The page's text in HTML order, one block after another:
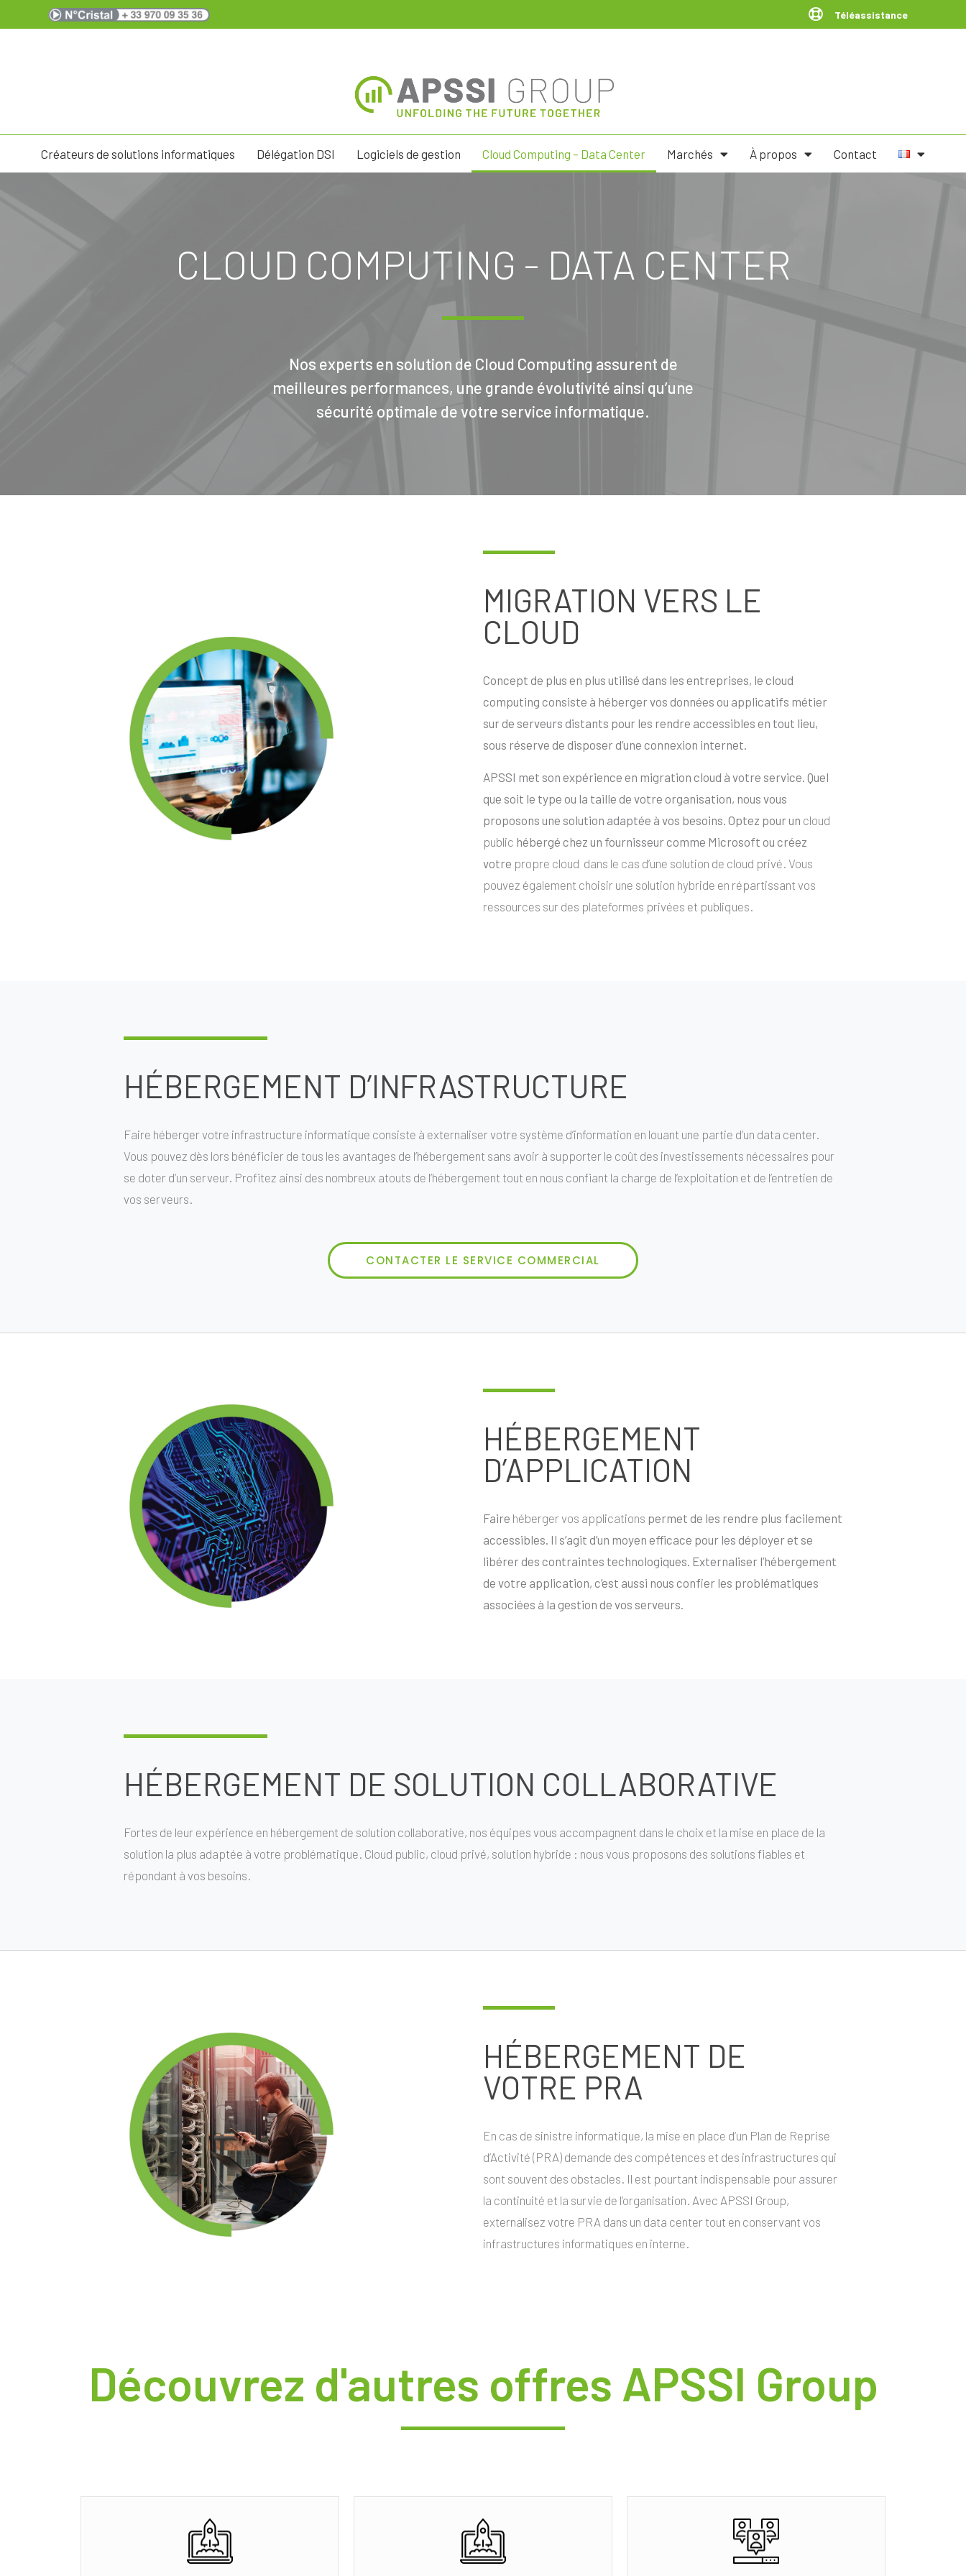
Téléassistance
Créateurs de solutions informatiques Délégation DSI Logiciels de gestion Cloud Computing – Data Center Marchés À propos Contact
CLOUD COMPUTING - DATA CENTER
Nos experts en solution de Cloud Computing assurent de
meilleures performances, une grande évolutivité ainsi qu’une
sécurité optimale de votre service informatique.
MIGRATION VERS LE
CLOUD
Concept de plus en plus utilisé dans les entreprises, le cloud
computing consiste à héberger vos données ou applicatifs métier
sur de serveurs distants pour les rendre accessibles en tout lieu,
sous réserve de disposer d’une connexion internet.
APSSI met son expérience en migration cloud à votre service. Quel
que soit le type ou la taille de votre organisation, nous vous
proposons une solution adaptée à vos besoins. Optez pour un cloud
public hébergé chez un fournisseur comme Microsoft ou créez
votre propre cloud dans le cas d’une solution de cloud privé. Vous
pouvez également choisir une solution hybride en répartissant vos
ressources sur des plateformes privées et publiques.
HÉBERGEMENT D’INFRASTRUCTURE
Faire héberger votre infrastructure informatique consiste à externaliser votre système d’information en louant une partie d’un data center.
Vous pouvez dès lors bénéficier de tous les avantages de l’hébergement sans avoir à supporter le coût des investissements nécessaires pour
se doter d’un serveur. Profitez ainsi des nombreux atouts de l’hébergement tout en nous confiant la charge de l’exploitation et de l’entretien de
vos serveurs.
CONTACTER LE SERVICE COMMERCIAL
HÉBERGEMENT
D’APPLICATION
Faire héberger vos applications permet de les rendre plus facilement
accessibles. Il s’agit d’un moyen efficace pour les déployer et se
libérer des contraintes technologiques. Externaliser l’hébergement
de votre application, c’est aussi nous confier les problématiques
associées à la gestion de vos serveurs.
HÉBERGEMENT DE SOLUTION COLLABORATIVE
Fortes de leur expérience en hébergement de solution collaborative, nos équipes vous accompagnent dans le choix et la mise en place de la
solution la plus adaptée à votre problématique. Cloud public, cloud privé, solution hybride : nous vous proposons des solutions fiables et
répondant à vos besoins.
HÉBERGEMENT DE
VOTRE PRA
En cas de sinistre informatique, la mise en place d’un Plan de Reprise
d’Activité (PRA) demande des compétences et des infrastructures qui
sont souvent des obstacles. Il est pourtant indispensable pour assurer
la continuité et la survie de l’organisation. Avec APSSI Group,
externalisez votre PRA dans un data center tout en conservant vos
infrastructures informatiques en interne.
Découvrez d'autres offres APSSI Group